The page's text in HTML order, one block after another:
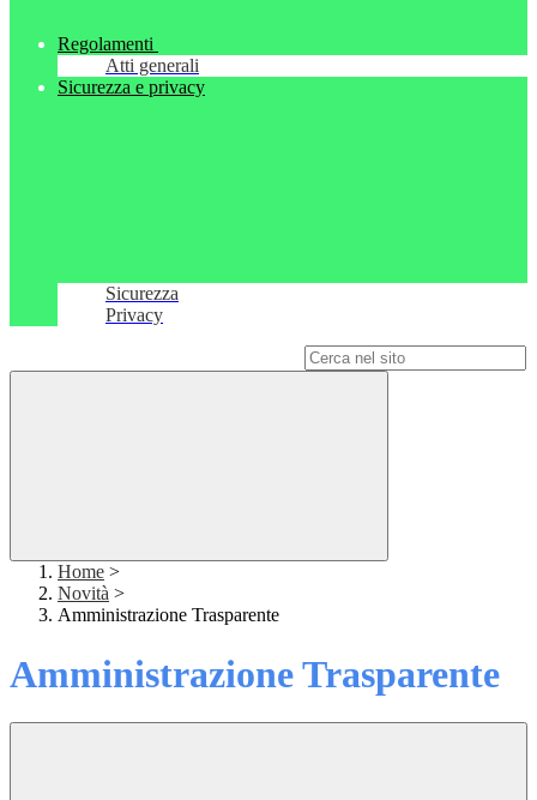
Regolamenti
Atti generali
Sicurezza e privacy
Sicurezza
Privacy
Home >
Novità >
Amministrazione Trasparente
Amministrazione Trasparente